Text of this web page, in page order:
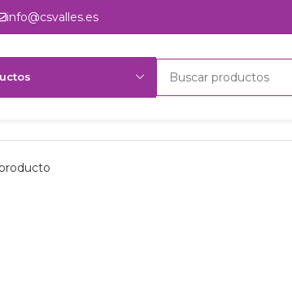
info@csvalles.es